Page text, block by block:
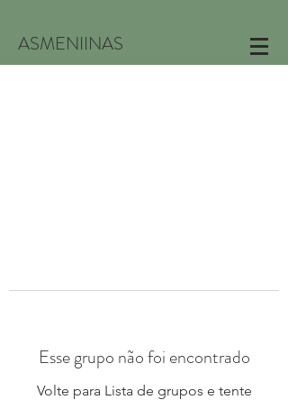
ASMENIINAS
Esse grupo não foi encontrado
Volte para Lista de grupos e tente